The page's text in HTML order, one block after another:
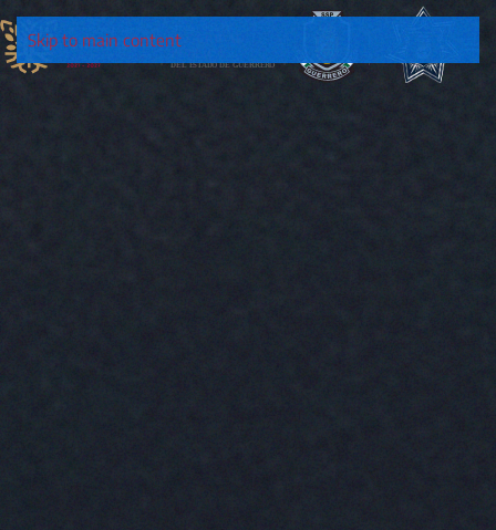
Skip to main content